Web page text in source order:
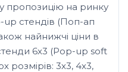
на ринку
up стендів (Поп-ап
найнижчі ціни в
6х3 (Pop-up soft
розмірів: 3х3, 4х3,